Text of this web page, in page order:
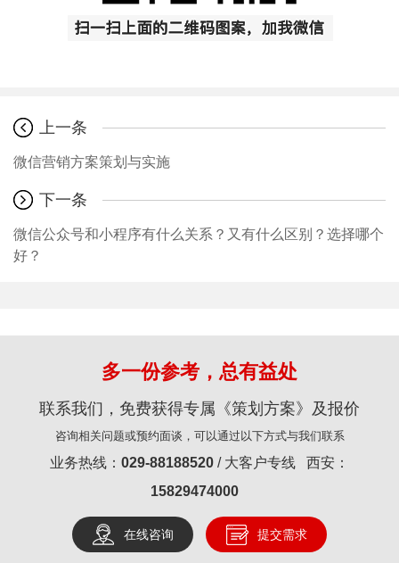
上一条
微信营销方案策划与实施
下一条
微信公众号和小程序有什么关系？又有什么区别？选择哪个
好？
多一份参考，总有益处
联系我们，免费获得专属《策划方案》及报价
咨询相关问题或预约面谈，可以通过以下方式与我们联系
业务热线： 029-88188520 / 大客户专线 西安：
15829474000
在线咨询 提交需求